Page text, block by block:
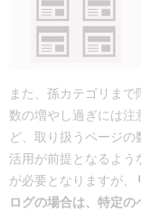
また、孫カテゴリま
数の増やし過ぎには注
ど、取り扱うページ
活用が前提となるよう
が必要となりますが、
ログの場合は、特定